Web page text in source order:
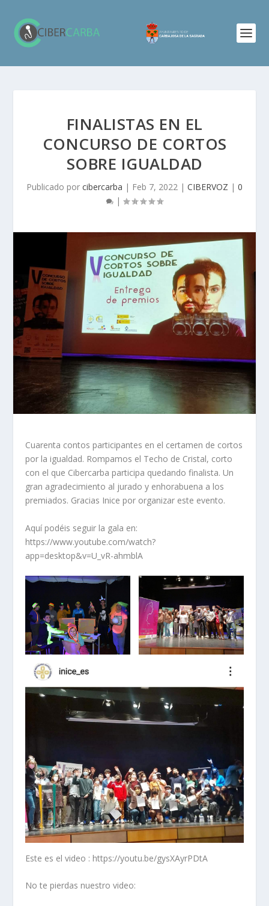
FINALISTAS EN EL
CONCURSO DE CORTOS
SOBRE IGUALDAD
Publicado por cibercarba | Feb 7, 2022 | CIBERVOZ | 0
|
Cuarenta contos participantes en el certamen de cortos
por la igualdad. Rompamos el Techo de Cristal, corto
con el que Cibercarba participa quedando finalista. Un
gran agradecimiento al jurado y enhorabuena a los
premiados. Gracias Inice por organizar este evento.
Aquí podéis seguir la gala en:
https://www.youtube.com/watch?
app=desktop&v=U_vR-ahmblA
Este es el video : https://youtu.be/gysXAyrPDtA
No te pierdas nuestro video: